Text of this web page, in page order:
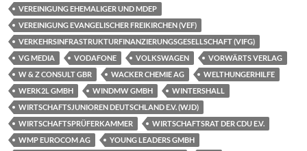
VEREINIGUNG EHEMALIGER UND MDEP
VEREINIGUNG EVANGELISCHER FREIKIRCHEN (VEF)
VERKEHRSINFRASTRUKTURFINANZIERUNGSGESELLSCHAFT (VIFG)
VG MEDIA
VODAFONE VOLKSWAGEN
VORWÄRTS VERLAG
W & Z CONSULT GBR
WACKER CHEMIE AG
WELTHUNGERHILFE
WERK2L GMBH
WINDMW GMBH
WINTERSHALL
WIRTSCHAFTSJUNIOREN DEUTSCHLAND E.V. (WJD)
WIRTSCHAFTSPRÜFERKAMMER
WIRTSCHAFTSRAT DER CDU E.V.
WMP EUROCOM AG
YOUNG LEADERS GMBH